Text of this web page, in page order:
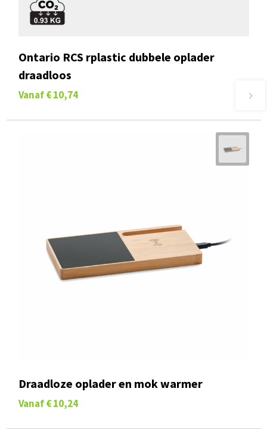
Ontario RCS rplastic dubbele oplader
draadloos
Vanaf € 10,74
Draadloze oplader en mok warmer
Vanaf € 10,24